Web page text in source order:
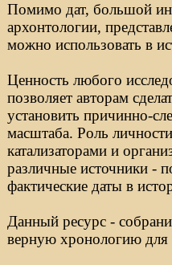
Помимо дат, большой
архонтологии,
можно использовать в
Ценность любого
позволяет авторам
установить причинно-
масштаба. Роль
катализаторами и
различные источники -
фактические даты в
Данный ресурс -
верную хронологию для